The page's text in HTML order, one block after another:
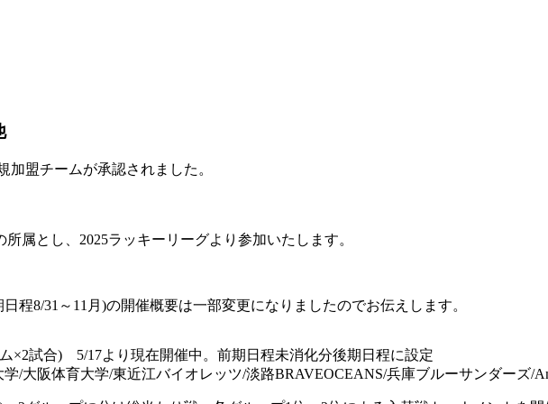
加盟チームが承認されました。
属とし、2025ラッキーリーグより参加いたします。
程8/31～11月)の開催概要は一部変更になりましたのでお伝えします。
×2試合) 5/17より現在開催中。前期日程未消化分後期日程に設定
学/大阪体育大学/東近江バイオレッツ/淡路BRAVEOCEANS/兵庫ブルーサンダーズ/